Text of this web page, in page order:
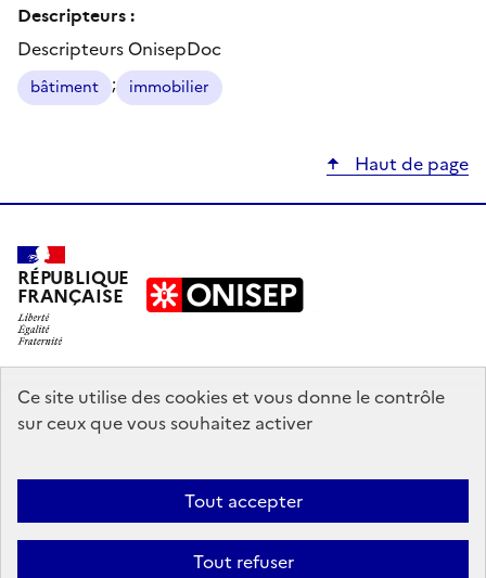
Ce site utilise des cookies et vous donne le contrôle
sur ceux que vous souhaitez activer
Tout accepter
Tout refuser
Descripteurs :
Descripteurs OnisepDoc
bâtiment ; immobilier
Haut de page
RÉPUBLIQUE
FRANÇAISE
education.gouv.fr
enseignementsup-recherche.gouv.fr
Accessibilité : partiellement conforme